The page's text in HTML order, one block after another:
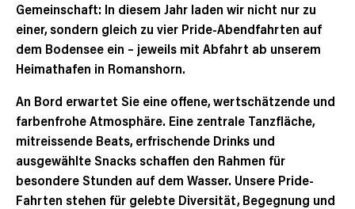
Gemeinschaft: In diesem Jahr laden wir nicht nur zu
einer, sondern gleich zu vier Pride-Abendfahrten auf
dem Bodensee ein – jeweils mit Abfahrt ab unserem
Heimathafen in Romanshorn.
An Bord erwartet Sie eine offene, wertschätzende und
farbenfrohe Atmosphäre. Eine zentrale Tanzfläche,
mitreissende Beats, erfrischende Drinks und
ausgewählte Snacks schaffen den Rahmen für
besondere Stunden auf dem Wasser. Unsere Pride-
Fahrten stehen für gelebte Diversität, Begegnung und